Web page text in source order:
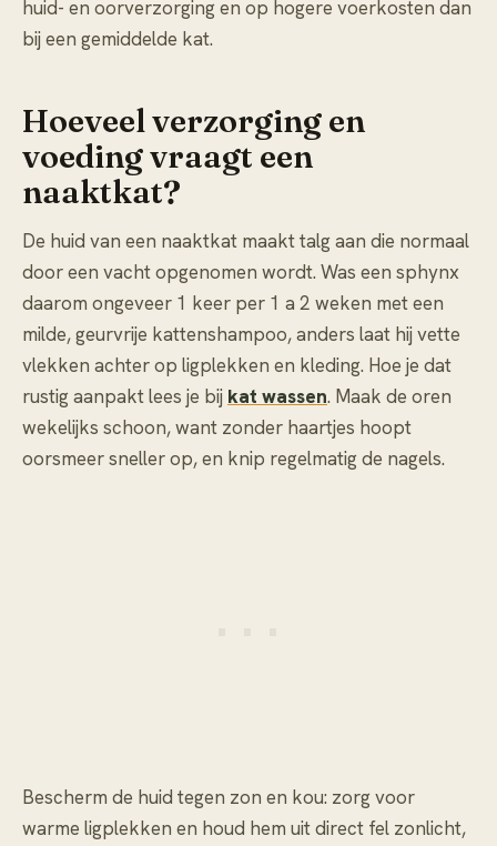
huid- en oorverzorging en op hogere voerkosten dan
bij een gemiddelde kat.
Hoeveel verzorging en
voeding vraagt een
naaktkat?
De huid van een naaktkat maakt talg aan die normaal
door een vacht opgenomen wordt. Was een sphynx
daarom ongeveer 1 keer per 1 a 2 weken met een
milde, geurvrije kattenshampoo, anders laat hij vette
vlekken achter op ligplekken en kleding. Hoe je dat
rustig aanpakt lees je bij kat wassen. Maak de oren
wekelijks schoon, want zonder haartjes hoopt
oorsmeer sneller op, en knip regelmatig de nagels.
Bescherm de huid tegen zon en kou: zorg voor
warme ligplekken en houd hem uit direct fel zonlicht,